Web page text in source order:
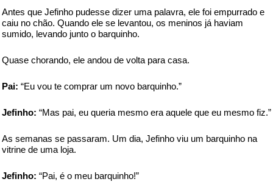
Antes que Jefinho pudesse dizer uma palavra, ele foi empurrado e
caiu no chão. Quando ele se levantou, os meninos já haviam
sumido, levando junto o barquinho.
Quase chorando, ele andou de volta para casa.
Pai: “Eu vou te comprar um novo barquinho.”
Jefinho: “Mas pai, eu queria mesmo era aquele que eu mesmo fiz.”
As semanas se passaram. Um dia, Jefinho viu um barquinho na
vitrine de uma loja.
Jefinho: “Pai, é o meu barquinho!”